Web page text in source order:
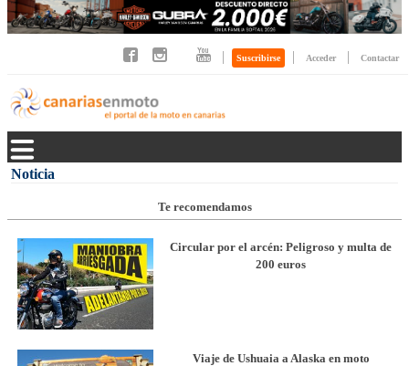
| Suscribirse | Acceder |Contactar
Noticia
Te recomendamos
Circular por el arcén: Peligroso y multa de
200 euros
Viaje de Ushuaia a Alaska en moto